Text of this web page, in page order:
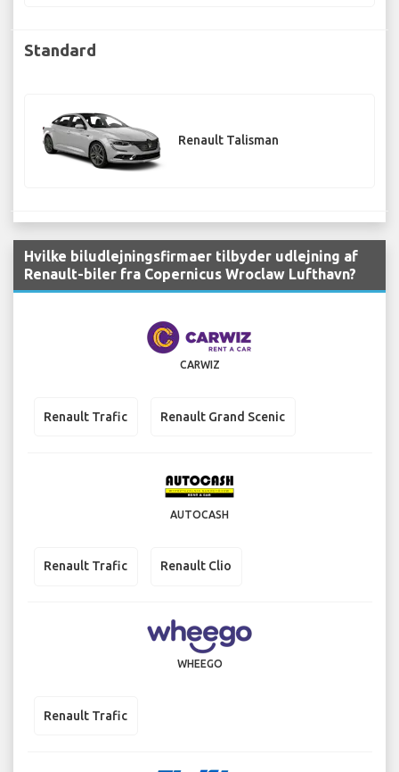
Standard
Renault Talisman
Hvilke biludlejningsfirmaer tilbyder udlejning af
Renault-biler fra Copernicus Wroclaw Lufthavn?
CARWIZ
Renault Trafic Renault Grand Scenic
AUTOCASH
Renault Trafic Renault Clio
WHEEGO
Renault Trafic